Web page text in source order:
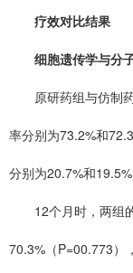
疗效对比结果
细胞遗传学与分
原研药组与仿制药
率分别为73.2%和
分别为20.7%和19.5%
12个月时，两组的
70.3%（P=00.773）